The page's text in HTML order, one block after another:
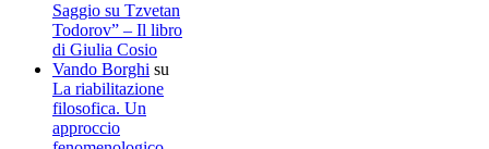
Saggio su Tzvetan
Todorov” – Il libro
di Giulia Cosio
Vando Borghi su
La riabilitazione
filosofica. Un
approccio